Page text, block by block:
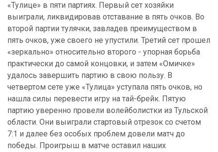
«Тулице» в пяти партиях. Первый сет хозяйки
выиграли, ликвидировав отставание в пять очков. Во
второй партии тулячки, завладев преимуществом в
пять очков, уже своего не упустили. Третий сет прошел
«зеркально» относительно второго - упорная борьба
практически до самой концовки, и затем «Омичке»
удалось завершить партию в свою пользу. В
четвертом сете уже «Тулица» уступала пять очков, но
нашла силы перевести игру на тай-брейк. Пятую
партию уверенно провели волейболистки из Тульской
области. Они выиграли стартовый отрезок со счетом
7:1 и далее без особых проблем довели матч до
победы. Проигрыш в матче оставил наших